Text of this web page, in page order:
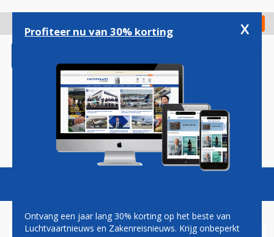
gaan
Check in
Magazine Podcasts Vacatures
Profiteer nu van 30% korting x
Ontvang een jaar lang 30% korting op het beste van
Luchtvaartnieuws en Zakenreisnieuws. Krijg onbeperkt